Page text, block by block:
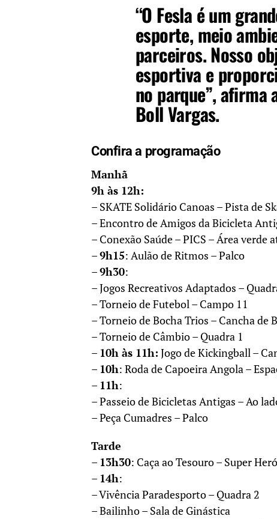
“O Fesla é um
esporte, meio
parceiros. Nosso
esportiva e
no parque”, afirma
Boll Vargas.
Confira a programação
Manhã
9h às 12h:
– SKATE Solidário Canoas – Pista de
– Encontro de Amigos da Bicicleta
– Conexão Saúde – PICS – Área verde
–9h15: Aulão de Ritmos – Palco
–9h30:
– Jogos Recreativos Adaptados –
– Torneio de Futebol – Campo 11
– Torneio de Bocha Trios – Cancha de
– Torneio de Câmbio – Quadra 1
– 10h às 11h: Jogo de Kickingball –
– 10h: Roda de Capoeira Angola –
– 11h:
– Passeio de Bicicletas Antigas – Ao
– Peça Cumadres – Palco
Tarde
– 13h30: Caça ao Tesouro – Super
– 14h:
– Vivência Paradesporto – Quadra 2
– Bailinho – Sala de Ginástica